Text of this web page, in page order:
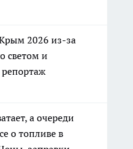
2026 из-за
светом и
а очереди
о топливе в